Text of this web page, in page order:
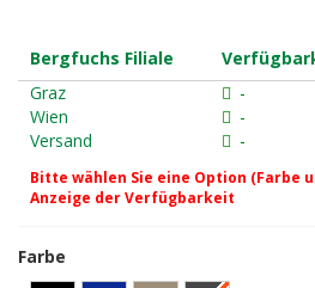
Bergfuchs Filiale
Graz
-
Wien
-
Versand
-
Bitte wählen Sie eine Option (Farbe
Anzeige der Verfügbarkeit
Farbe